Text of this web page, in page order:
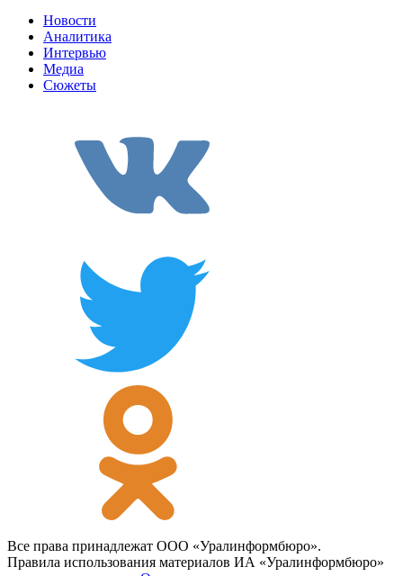
Новости
Аналитика
Интервью
Медиа
Сюжеты
Все права принадлежат ООО «Уралинформбюро».
Правила использования материалов ИА «Уралинформбюро»